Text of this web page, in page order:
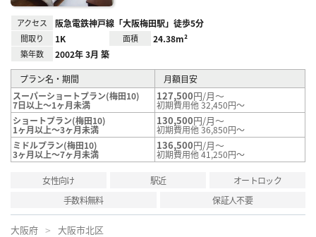
アクセス 阪急電鉄神戸線「大阪梅田駅」徒歩5分
間取り 1K 面積 24.38m²
築年数 2002年 3月 築
プラン名・期間
月額目安
スーパーショートプラン(梅田10)
7日以上～1ヶ月未満
127,500円/月～
初期費用他 32,450円～
ショートプラン(梅田10)
1ヶ月以上～3ヶ月未満
130,500円/月～
初期費用他 36,850円～
ミドルプラン(梅田10)
3ヶ月以上～7ヶ月未満
136,500円/月～
初期費用他 41,250円～
女性向け 駅近
オートロック
手数料無料
保証人不要
大阪府 大阪市北区